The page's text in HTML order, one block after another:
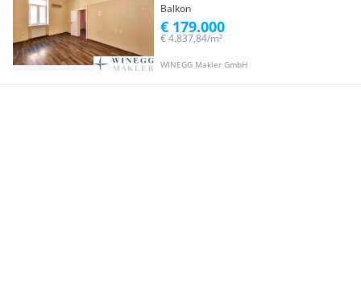
Balkon
WINEGG Makler GmbH
€ 4.837,84/m²
€ 179.000